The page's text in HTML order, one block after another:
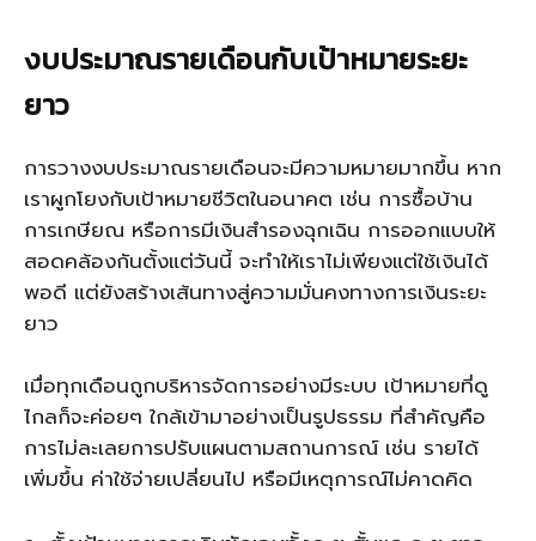
งบประมาณรายเดือนกับเป้าหมายระยะ
ยาว
การวางงบประมาณรายเดือนจะมีความหมายมากขึ้น หาก
เราผูกโยงกับเป้าหมายชีวิตในอนาคต เช่น การซื้อบ้าน
การเกษียณ หรือการมีเงินสำรองฉุกเฉิน การออกแบบให้
สอดคล้องกันตั้งแต่วันนี้ จะทำให้เราไม่เพียงแต่ใช้เงินได้
พอดี แต่ยังสร้างเส้นทางสู่ความมั่นคงทางการเงินระยะ
ยาว
เมื่อทุกเดือนถูกบริหารจัดการอย่างมีระบบ เป้าหมายที่ดู
ไกลก็จะค่อยๆ ใกล้เข้ามาอย่างเป็นรูปธรรม ที่สำคัญคือ
การไม่ละเลยการปรับแผนตามสถานการณ์ เช่น รายได้
เพิ่มขึ้น ค่าใช้จ่ายเปลี่ยนไป หรือมีเหตุการณ์ไม่คาดคิด